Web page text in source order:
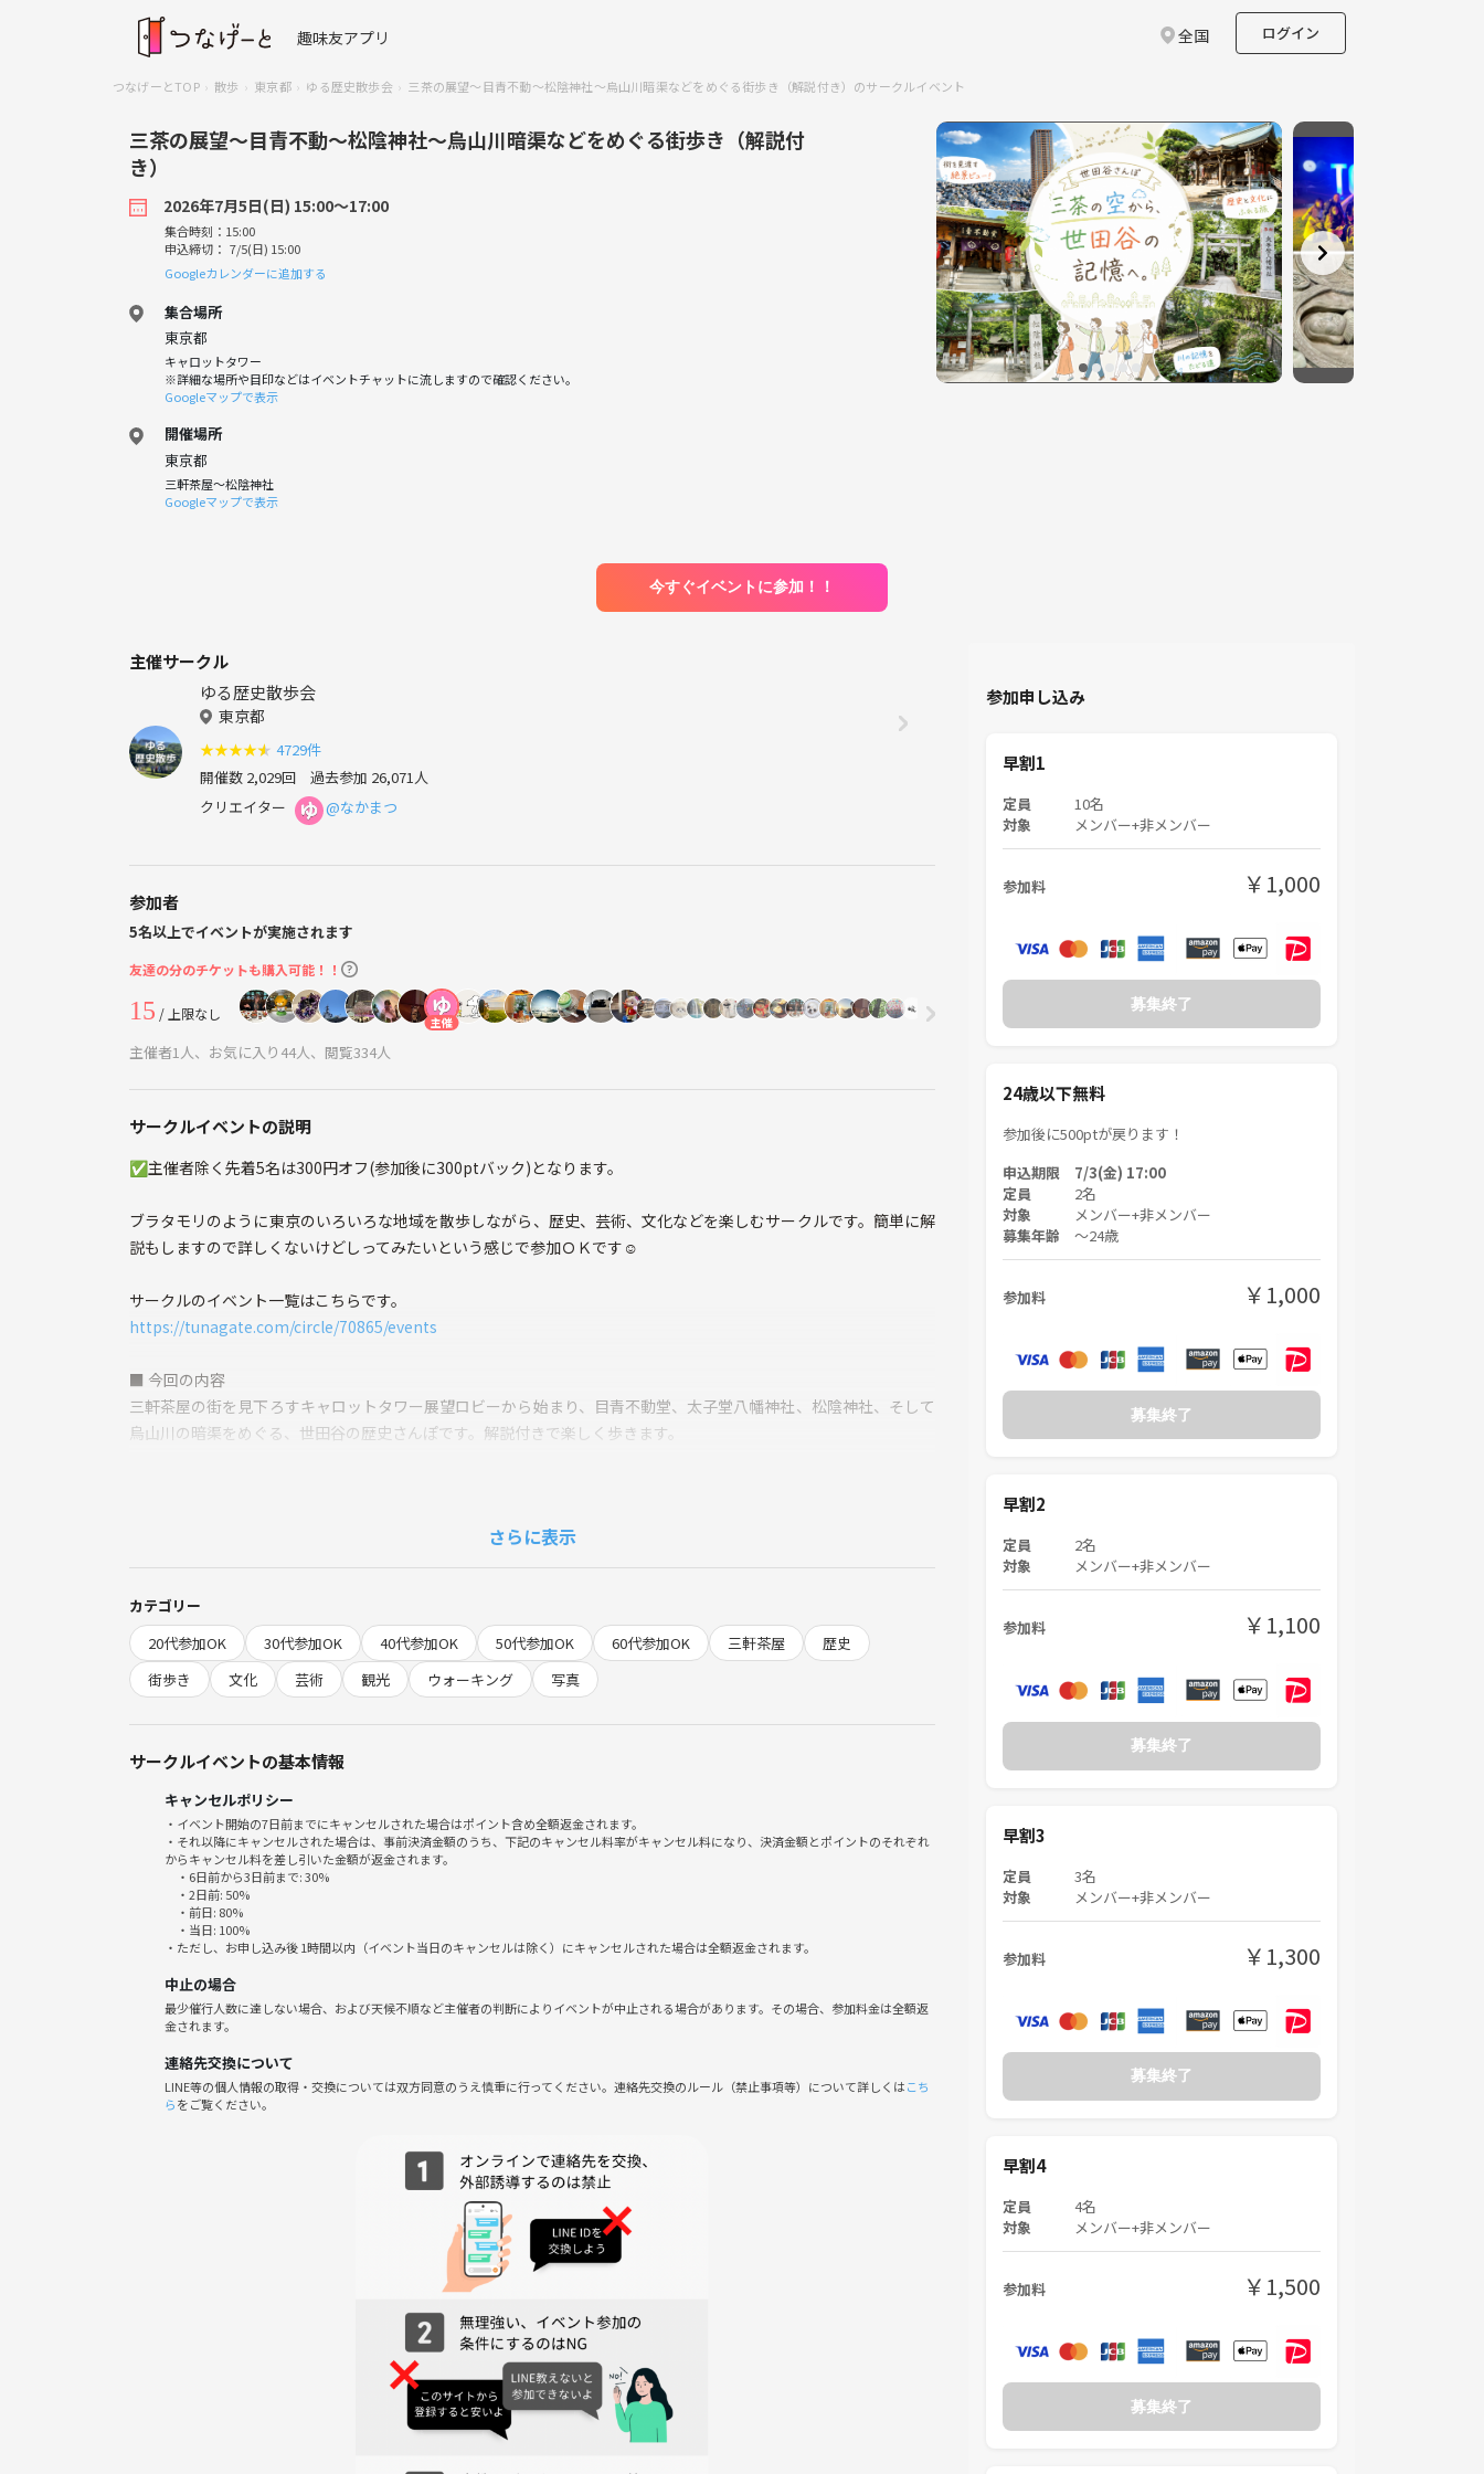
趣味友アプリ 全国 ログイン
つなげーとTOP 散歩 東京都 ゆる歴史散歩会 三茶の展望～目青不動～松陰神社～烏山川暗渠などをめぐる街歩き（解説付き）のサークルイベント
三茶の展望～目青不動～松陰神社～烏山川暗渠などをめぐる街歩き（解説付
き）
2026年7月5日(日) 15:00〜17:00
集合時刻：15:00
申込締切： 7/5(日) 15:00
Googleカレンダーに追加する
集合場所
東京都
キャロットタワー
※詳細な場所や目印などはイベントチャットに流しますので確認ください。
Googleマップで表示
開催場所
東京都
三軒茶屋〜松陰神社
Googleマップで表示
今すぐイベントに参加！！
主催サークル
ゆる歴史散歩会
東京都
★★★★★ 4729件
開催数 2,029回 過去参加 26,071人
クリエイター
@なかまつ
参加者
5名以上でイベントが実施されます
友達の分のチケットも購入可能！！
15 / 上限なし 主催
主催者1人、お気に入り44人、閲覧334人
サークルイベントの説明
✅主催者除く先着5名は300円オフ(参加後に300ptバック)となります。
ブラタモリのように東京のいろいろな地域を散歩しながら、歴史、芸術、文化などを楽しむサークルです。簡単に解
説もしますので詳しくないけどしってみたいという感じで参加ＯＫです☺
サークルのイベント一覧はこちらです。
https://tunagate.com/circle/70865/events
■ 今回の内容
三軒茶屋の街を見下ろすキャロットタワー展望ロビーから始まり、目青不動堂、太子堂八幡神社、松陰神社、そして
烏山川の暗渠をめぐる、世田谷の歴史さんぽです。解説付きで楽しく歩きます。
15:00 集合
17:00 終了
散歩コースはこちら👇🏻
https://timewalk.yuru-rekishi-sanpo.com/courses/Sangenjaya-shoin-shrine
※各スポット間の移動距離は全体で2kmほどです。
■ 下記ご了承の上お申し込みください
※ポイントバックはイベント終了後2日以内に行われます。完了したらダイレクトメッセージで通知がきます。確認
できない場合はお手数ですがなかまつまでご連絡ください。
※小雨開催、大雨中止。主催者の主観で決めます（目安は降水量2mm/h）。中止の場合は全額返金されます。
※キャンセルの場合はメッセージではなくイベントのチケット選択画面でしてください。
※イベント開始後はメッセージの確認がほとんどできないため、遅刻の場合の合流は難しいかもしれません。合流で
ください。
※適宜イベントの様子を撮影いたします。
イベントの過去の様子は下の画像をご覧ください🙂
さらに表示
カテゴリー
20代参加OK
30代参加OK 40代参加OK 50代参加OK 60代参加OK 三軒茶屋
歴史
街歩き
文化 芸術 観光 ウォーキング 写真
サークルイベントの基本情報
キャンセルポリシー
・イベント開始の7日前までにキャンセルされた場合はポイント含め全額返金されます。
・それ以降にキャンセルされた場合は、事前決済金額のうち、下記のキャンセル料率がキャンセル料になり、決済金額とポイントのそれぞれ
からキャンセル料を差し引いた金額が返金されます。
・6日前から3日前まで: 30%
・2日前: 50%
・前日: 80%
・当日: 100%
・ただし、お申し込み後 1時間以内（イベント当日のキャンセルは除く）にキャンセルされた場合は全額返金されます。
中止の場合
最少催行人数に達しない場合、および天候不順など主催者の判断によりイベントが中止される場合があります。その場合、参加料金は全額返
金されます。
連絡先交換について
LINE等の個人情報の取得・交換については双方同意のうえ慎重に行ってください。連絡先交換のルール（禁止事項等）について詳しくはこち
らをご覧ください。
参加申し込み
早割1
定員 10名
対象 メンバー+非メンバー
参加料 ￥1,000
募集終了
24歳以下無料
参加後に500ptが戻ります！
申込期限 7/3(金) 17:00
定員 2名
対象 メンバー+非メンバー
募集年齢 〜24歳
参加料 ￥1,000
募集終了
早割2
定員 2名
対象 メンバー+非メンバー
参加料 ￥1,100
募集終了
早割3
定員 3名
対象
メンバー+非メンバー
参加料 ￥1,300
募集終了
早割4
定員 4名
対象 メンバー+非メンバー
参加料 ￥1,500
募集終了